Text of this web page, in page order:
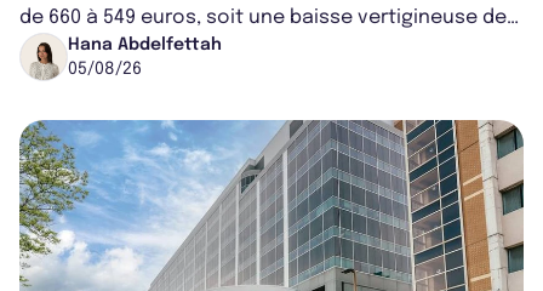
de 660 à 549 euros, soit une baisse vertigineuse de
16,82%. Cette nouvell...
Hana Abdelfettah
05/08/26